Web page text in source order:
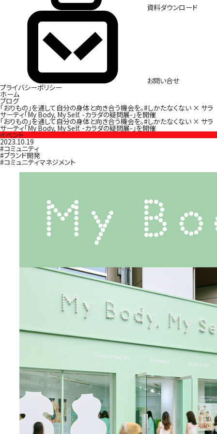
資料ダウンロード
お問い合せ
プライバシーポリシー
ホーム
ブログ
「おりもの」を通して自分の身体と向き合う機会を。#しかたなくない × サラ
サーティ「My Body, My Self. -カラダの疑問展-」を開催
「おりもの」を通して自分の身体と向き合う機会を。#しかたなくない × サラ
サーティ「My Body, My Self. -カラダの疑問展-」を開催
イベント
2023.10.19
#コミュニティ
#ブランド開発
#コミュニティマネジメント